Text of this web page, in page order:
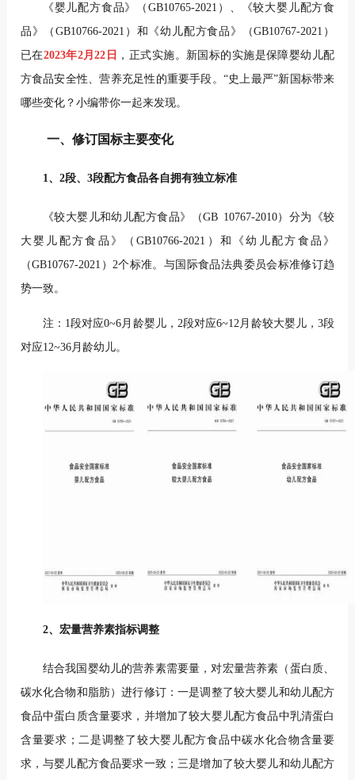
《婴儿配方食品》（GB10765-2021）、《较大婴儿配方食
品》（GB10766-2021）和《幼儿配方食品》（GB10767-2021）
已在2023年2月22日 ，正式实施。新国标的实施是保障婴幼儿配
方食品安全性、营养充足性的重要手段。“史上最严”新国标带来
哪些变化？小编带你一起来发现。
一、修订国标主要变化
1、2段、3段配方食品各自拥有独立标准
《较大婴儿和幼儿配方食品》（GB 10767-2010）分为《较
大婴儿配方食品》（GB10766-2021）和《幼儿配方食品》
（GB10767-2021）2个标准。与国际食品法典委员会标准修订趋
势一致。
注：1段对应0~6月龄婴儿，2段对应6~12月龄较大婴儿，3段
对应12~36月龄幼儿。
2、宏量营养素指标调整
结合我国婴幼儿的营养素需要量，对宏量营养素（蛋白质、
碳水化合物和脂肪）进行修订：一是调整了较大婴儿和幼儿配方
食品中蛋白质含量要求，并增加了较大婴儿配方食品中乳清蛋白
含量要求；二是调整了较大婴儿配方食品中碳水化合物含量要
求，与婴儿配方食品要求一致；三是增加了较大婴儿和幼儿配方